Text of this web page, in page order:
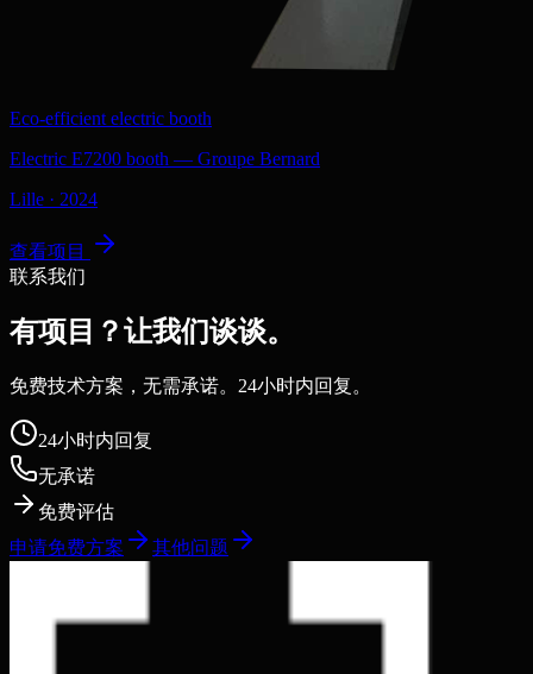
Eco-efficient electric booth
Electric E7200 booth — Groupe Bernard
Lille · 2024
查看项目
联系我们
有项目？让我们谈谈。
免费技术方案，无需承诺。24小时内回复。
24小时内回复
无承诺
免费评估
申请免费方案
其他问题